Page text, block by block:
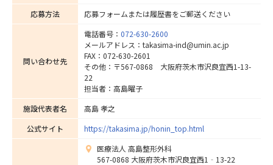
応募方法 応募フォームまたは履歴書をご郵送ください
問い合わせ先
電話番号： 072-630-2600
メールアドレス：takasima-ind@umin.ac.jp
FAX：072-630-2601
その他：〒567-0868 大阪府茨木市沢良宜西1-13-
22
担当者：高島曜子
施設代表者名
高島 孝之
公式サイト
https://takasima.jp/honin_top.html
医療法人 高島整形外科
567-0868 大阪府茨木市沢良宜西1‐13-22